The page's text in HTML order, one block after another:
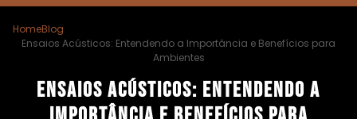
HomeBlog
Ensaios Acústicos: Entendendo a Importância e Benefícios para
Ambientes
Ensaios Acústicos: Entendendo a